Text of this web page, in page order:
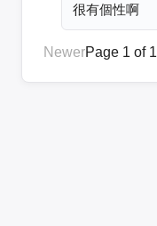
很有個性啊
NewerPage 1 of 1